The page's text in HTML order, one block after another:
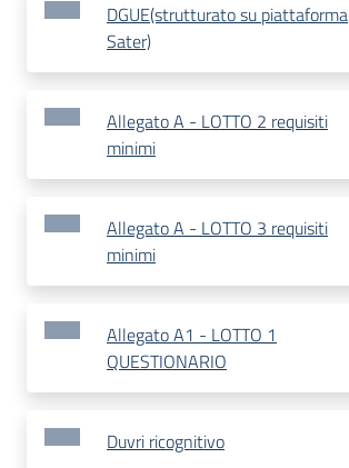
DGUE(strutturato su piattaforma
Sater)
Allegato A - LOTTO 2 requisiti
minimi
Allegato A - LOTTO 3 requisiti
minimi
Allegato A1 - LOTTO 1
QUESTIONARIO
Duvri ricognitivo